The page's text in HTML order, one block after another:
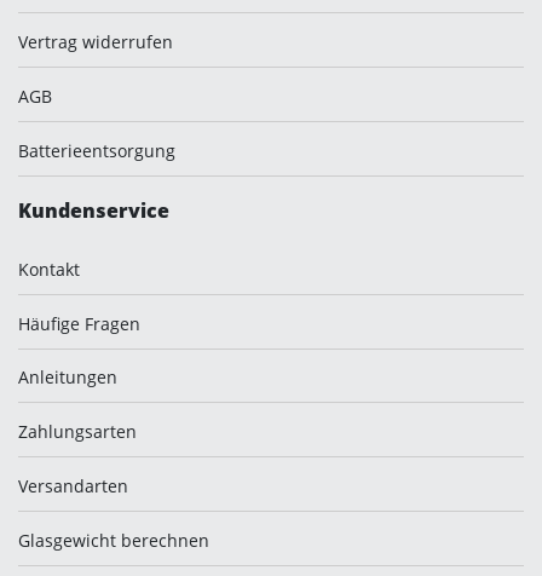
Vertrag widerrufen
AGB
Batterieentsorgung
Kundenservice
Kontakt
Häufige Fragen
Anleitungen
Zahlungsarten
Versandarten
Glasgewicht berechnen